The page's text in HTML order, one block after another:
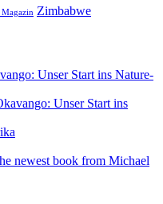
Zimbabwe
Unser Start ins Nature-
Unser Start ins
newest book from Michael